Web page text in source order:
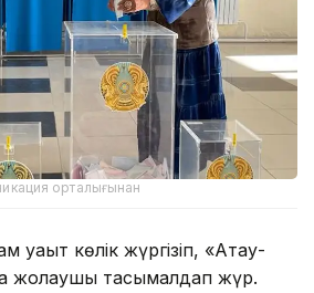
орталығынан
көлік жүргізіп, «Ақтау-
жолаушы тасымалдап жүр.